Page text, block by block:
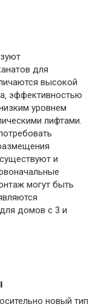
для
высокой
эффективностью
уровнем
лифтами.
и
могут быть
домов с 3 и
новый тип